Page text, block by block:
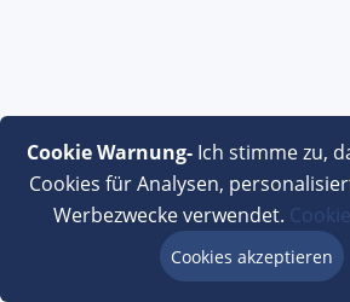
Cookie Warnung-Ich stimme zu,
Cookies für Analysen,
Werbezwecke verwendet.
Cookies akzeptieren